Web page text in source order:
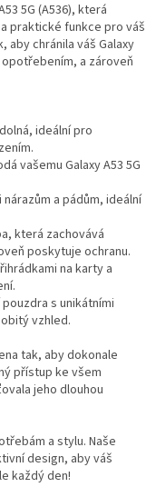
5G (A536), která
praktické funkce pro váš
aby chránila váš Galaxy
a zároveň
ideální pro
vašemu Galaxy A53 5G
a pádům, ideální
která zachovává
poskytuje ochranu.
na karty a
s unikátními
vzhled.
tak, aby dokonale
přístup ke všem
jeho dlouhou
a stylu. Naše
design, aby váš
každý den!